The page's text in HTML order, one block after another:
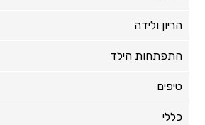
הריון ולידה
התפתחות הילד
טיפים
כללי